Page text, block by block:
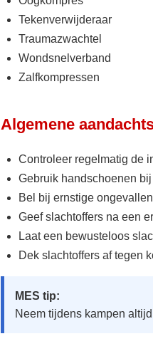
Tekenverwijderaar
Traumazwachtel
Wondsnelverband
Zalfkompressen
Algemene
Controleer regelmatig de
Gebruik handschoenen
Bel bij ernstige
Geef slachtoffers na een
Laat een bewusteloos
Dek slachtoffers af tegen
MES tip:
Neem tijdens kampen